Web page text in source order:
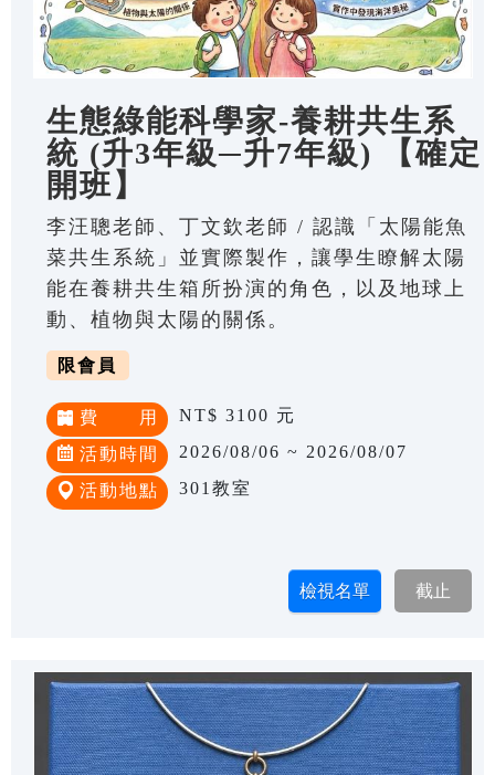
生態綠能科學家-養耕共生系
統 (升3年級─升7年級) 【確定
開班】
李汪聰老師、丁文欽老師 / 認識「太陽能魚
菜共生系統」並實際製作，讓學生瞭解太陽
能在養耕共生箱所扮演的角色，以及地球上
動、植物與太陽的關係。
限會員
費 用 NT$ 3100 元
活動時間 2026/08/06 ~ 2026/08/07
活動地點 301教室